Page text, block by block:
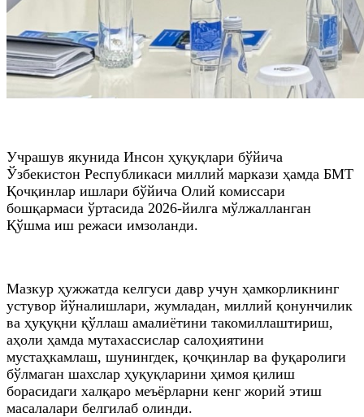
Учрашув якунида Инсон ҳуқуқлари бўйича
Ўзбекистон Республикаси миллий маркази ҳамда БМТ
Қочқинлар ишлари бўйича Олий комиссари
бошқармаси ўртасида 2026-йилга мўлжалланган
Қўшма иш режаси имзоланди.
Мазкур ҳужжатда келгуси давр учун ҳамкорликнинг
устувор йўналишлари, жумладан, миллий қонунчилик
ва ҳуқуқни қўллаш амалиётини такомиллаштириш,
аҳоли ҳамда мутахассислар салоҳиятини
мустаҳкамлаш, шунингдек, қочқинлар ва фуқаролиги
бўлмаган шахслар ҳуқуқларини ҳимоя қилиш
борасидаги халқаро меъёрларни кенг жорий этиш
масалалари белгилаб олинди.